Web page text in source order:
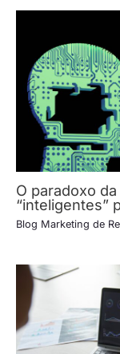
O paradoxo
“inteligentes”
Blog Marketing de